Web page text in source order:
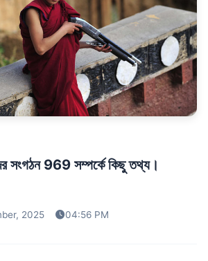
সংগঠন 969 সম্পর্কে কিছু তথ্য।
2025 04:56 PM